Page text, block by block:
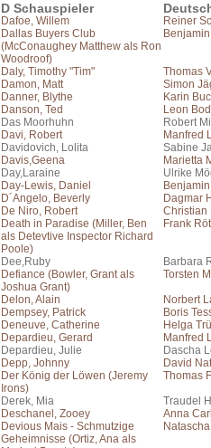
D Schauspieler
Dafoe, Willem
Reiner
Dallas Buyers Club
(McConaughey Matthew als Ron
Woodroof)
Daly, Timothy "Tim"
Thomas
Damon, Matt
Simon
Danner, Blythe
Karin
Danson, Ted
Leon
Das Moorhuhn
Robert
Davi, Robert
Manfred
Davidovich, Lolita
Sabine
Davis,Geena
Marietta
Day,Laraine
Ulrike
Day-Lewis, Daniel
D´Angelo, Beverly
Dagmar
De Niro, Robert
Christian
Death in Paradise (Miller, Ben
als Detevtive Inspector Richard
Poole)
Frank
Dee,Ruby
Barbara
Defiance (Bowler, Grant als
Joshua Grant)
Torsten
Delon, Alain
Norbert
Dempsey, Patrick
Boris
Deneuve, Catherine
Helga
Depardieu, Gerard
Manfred
Depardieu, Julie
Dascha
Depp, Johnny
David
Der König der Löwen (Jeremy
Irons)
Thomas
Derek, Mia
Traudel
Deschanel, Zooey
Anna
Devious Mais - Schmutzige
Geheimnisse (Ortiz, Ana als